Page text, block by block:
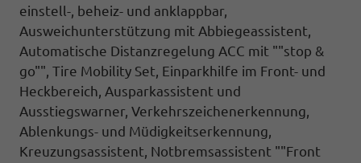
einstell-, beheiz- und anklappbar,
Ausweichunterstützung mit Abbiegeassistent,
Automatische Distanzregelung ACC mit ""stop &
go"", Tire Mobility Set, Einparkhilfe im Front- und
Heckbereich, Ausparkassistent und
Ausstiegswarner, Verkehrszeichenerkennung,
Ablenkungs- und Müdigkeitserkennung,
Kreuzungsassistent, Notbremsassistent ""Front